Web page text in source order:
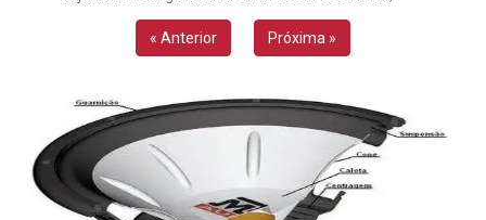
« Anterior Próxima »